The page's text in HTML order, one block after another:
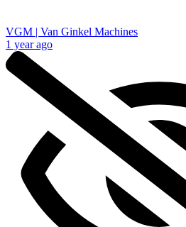
VGM | Van Ginkel Machines
1 year ago